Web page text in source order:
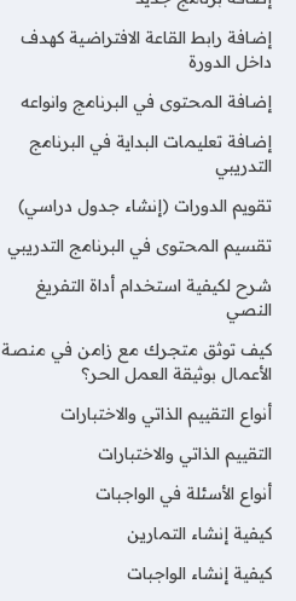
إضافة رابط القاعة الافتراضية كهدف
داخل الدورة
إضافة المحتوى في البرنامج وانواعه
إضافة تعليمات البداية في البرنامج
التدريبي
تقويم الدورات (إنشاء جدول دراسي)
تقسيم المحتوى في البرنامج التدريبي
شرح لكيفية استخدام أداة التفريغ
النصي
كيف توثق متجرك مع زامن في منصة
الأعمال بوثيقة العمل الحر؟
أنواع التقييم الذاتي والاختبارات
التقييم الذاتي والاختبارات
أنواع الأسئلة في الواجبات
كيفية إنشاء التمارين
كيفية إنشاء الواجبات